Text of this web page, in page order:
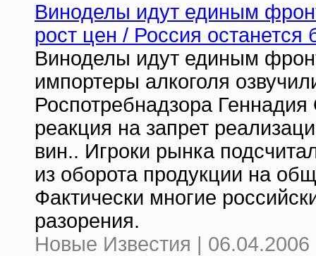
Виноделы идут единым
рост цен / Россия останется
Виноделы идут единым
импортеры алкоголя
Роспотребнадзора
реакция на запрет
вин.. Игроки рынка
из оборота продукции на
Фактически многие
разорения.
Новые Известия | 06.04.2006